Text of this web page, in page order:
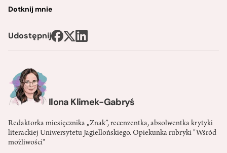
Ilona Klimek-Gabryś
Redaktorka miesięcznika „Znak”, recenzentka, absolwentka krytyki
literackiej Uniwersytetu Jagiellońskiego. Opiekunka rubryki "Wśród
możliwości"
Dotknij mnie
Udostępnij